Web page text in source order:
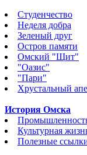
Студенчество
Неделя добра
Зеленый друг
Остров памяти
Омский "Щит"
"Оазис"
"Пари"
Хрустальный
История Омска
Культурная
Полезные